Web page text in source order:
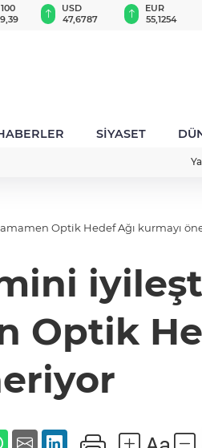
USD
47,6787
EUR
55,1254
SİYASET
Optik Hedef Ağı kurmayı
Optik